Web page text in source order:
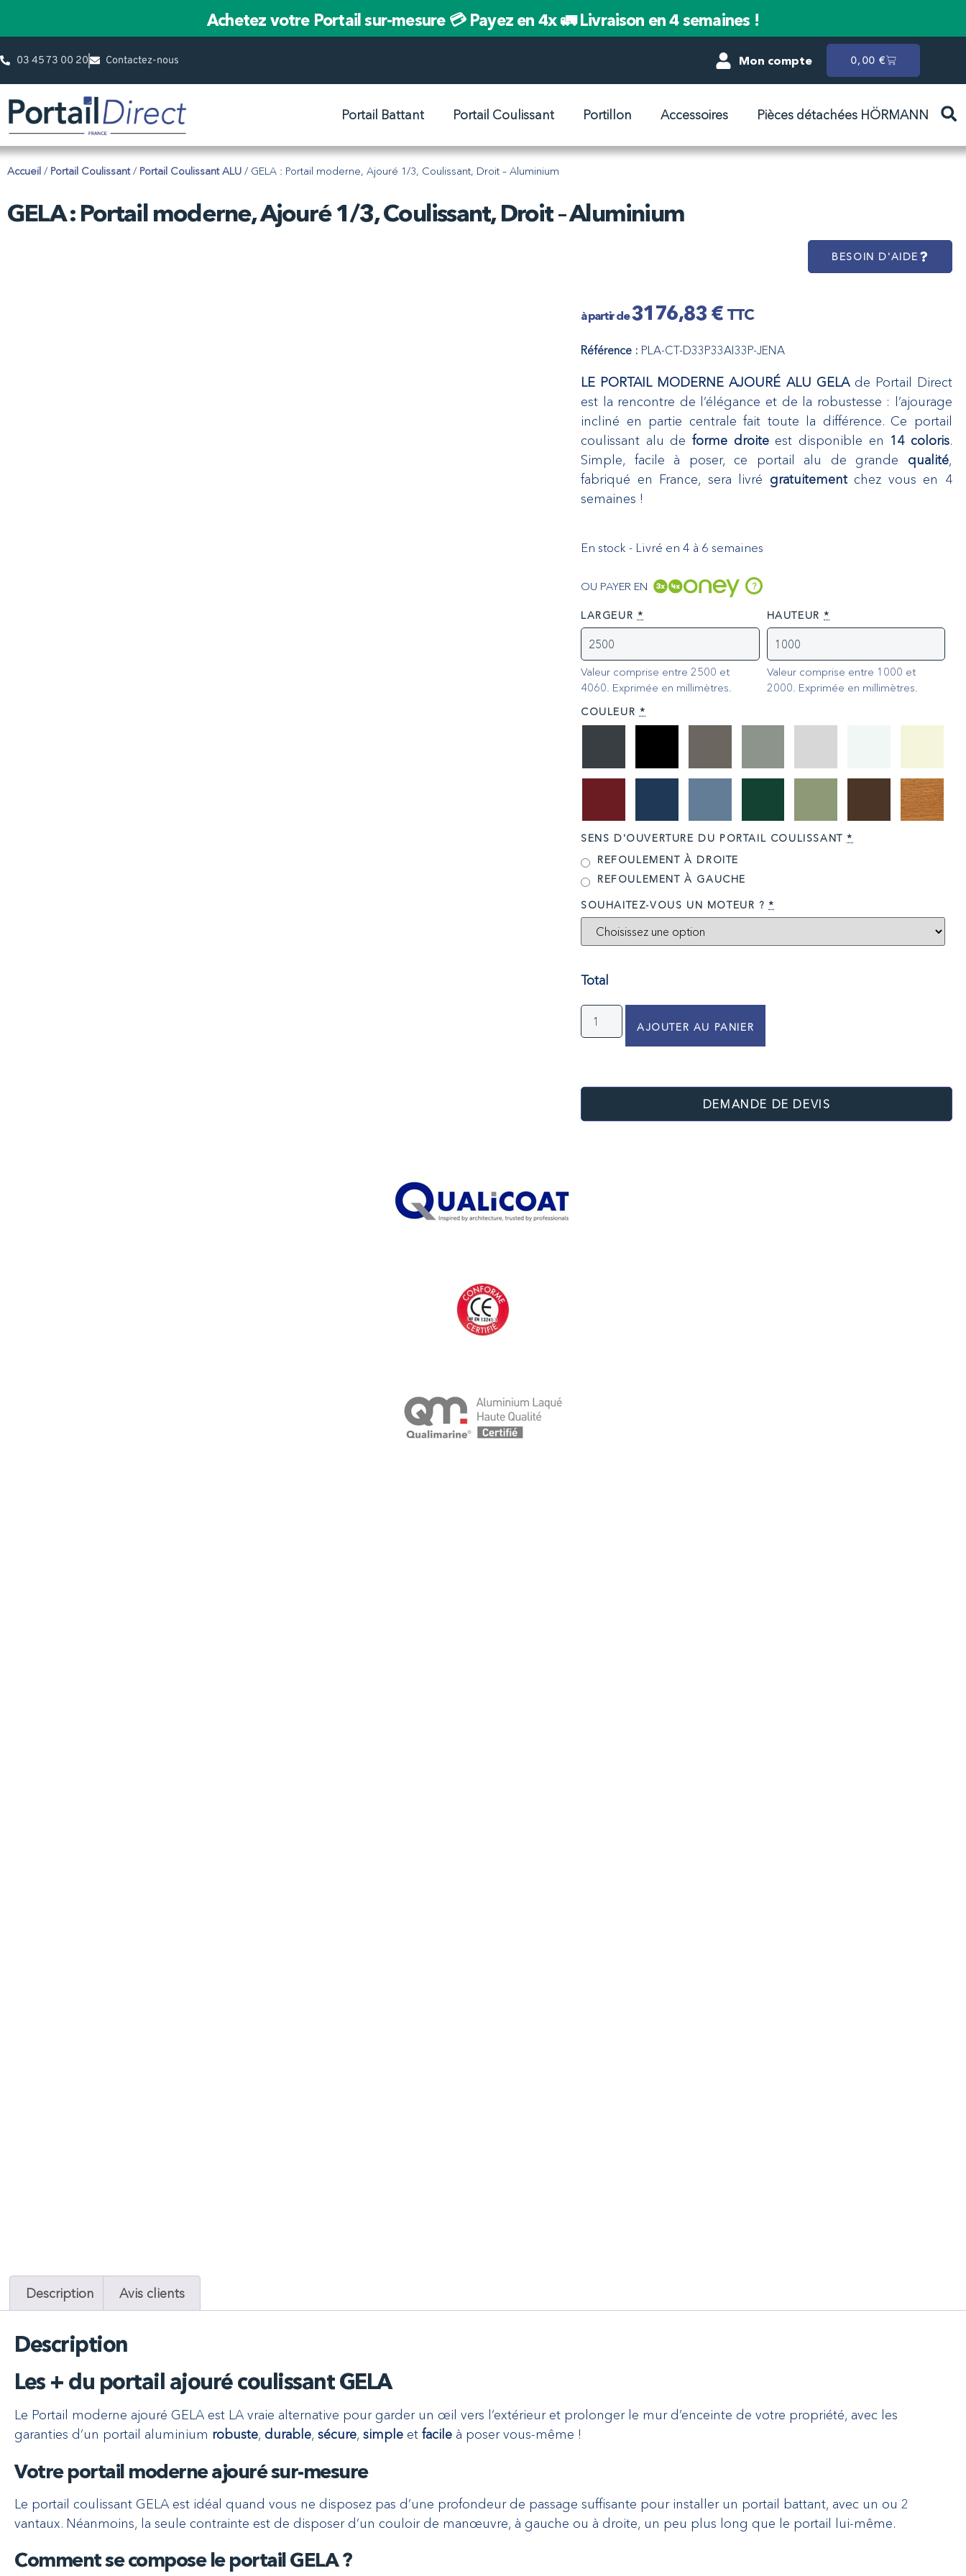
Achetez votre Portail sur-mesure 💳 Payez en 4x 🚛 Livraison en 4 semaines !
03 45 73 00 20 Contactez-nous Mon compte 0,00€
Portail Battant Portail Coulissant Portillon Accessoires Pièces détachées HÖRMANN
Accueil / Portail Coulissant/ Portail Coulissant ALU / GELA : Portail moderne, Ajouré 1/3, Coulissant, Droit – Aluminium
GELA : Portail moderne, Ajouré 1/3, Coulissant, Droit – Aluminium
BESOIN D'AIDE
3176,83 € TTC
Référence : PLA-CT-D33P33AI33P-JENA
LE PORTAIL MODERNE AJOURÉ ALU GELAde Portail Direct
est la rencontre de l’élégance et de la robustesse : l’ajourage
incliné en partie centrale fait toute la différence. Ce portail
coulissant alu de forme droiteest disponible en 14 coloris.
Simple, facile à poser, ce portail alu de grande qualité,
fabriqué en France, sera livré gratuitementchez vous en 4
semaines !
En stock - Livré en 4 à 6 semaines
OU PAYER EN ?
LARGEUR *
Valeur comprise entre 2500 et
4060. Exprimée en millimètres.
HAUTEUR *
Valeur comprise entre 1000 et
2000. Exprimée en millimètres.
COULEUR *
SENS D'OUVERTURE DU PORTAIL COULISSANT *
REFOULEMENT À DROITE
REFOULEMENT À GAUCHE
SOUHAITEZ-VOUS UN MOTEUR ? *
Total
AJOUTER AU PANIER
DEMANDE DE DEVIS
Description Avis clients
Description
Les + du portail ajouré coulissant GELA
Le Portail moderne ajouré GELA est LA vraie alternative pour garder un œil vers l’extérieur et prolonger le mur d’enceinte de votre propriété, avec les
garanties d’un portail aluminium robuste, durable, sécure, simple et facile à poser vous-même !
Votre portail moderne ajouré sur-mesure
Le portail coulissant GELA est idéal quand vous ne disposez pas d’une profondeur de passage suffisante pour installer un portail battant, avec un ou 2
vantaux. Néanmoins, la seule contrainte est de disposer d’un couloir de manœuvre, à gauche ou à droite, un peu plus long que le portail lui-même.
Comment se compose le portail GELA ?